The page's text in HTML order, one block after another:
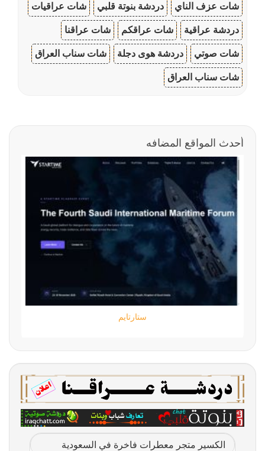
شات عزف الناي دردشة بنوتة قلبي شات عراقيات
دردشة عراقية شات عراقكم شات عراقنا
شات صوتي دردشة هوى دجلة شات سناب العراق
شات سناب العراق
أحدث المواقع المضافه
ستارتايم
الكسير متجر معطرات فاخرة في السعودية